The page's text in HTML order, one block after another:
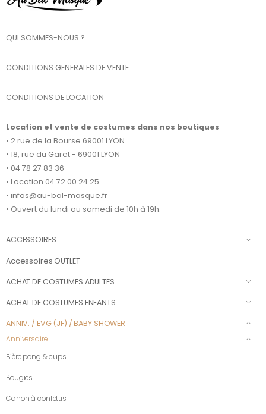
QUI SOMMES-NOUS ?
CONDITIONS GENERALES DE VENTE
CONDITIONS DE LOCATION
Location et vente de costumes dans nos boutiques
• 2 rue de la Bourse 69001 LYON
• 18, rue du Garet - 69001 LYON
• 04 78 27 83 36
• Location 04 72 00 24 25
• infos@au-bal-masque.fr
• Ouvert du lundi au samedi de 10h à 19h.
ACCESSOIRES
Accessoires OUTLET
ACHAT DE COSTUMES ADULTES
ACHAT DE COSTUMES ENFANTS
ANNIV. / EVG (JF) / BABY SHOWER
Anniversaire
Bière pong & cups
Bougies
Canon à confettis